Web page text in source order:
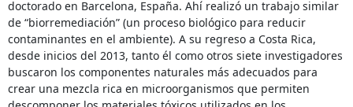
doctorado en Barcelona, España. Ahí realizó un trabajo similar
de “biorremediación” (un proceso biológico para reducir
contaminantes en el ambiente). A su regreso a Costa Rica,
desde inicios del 2013, tanto él como otros siete investigadores
buscaron los componentes naturales más adecuados para
crear una mezcla rica en microorganismos que permiten